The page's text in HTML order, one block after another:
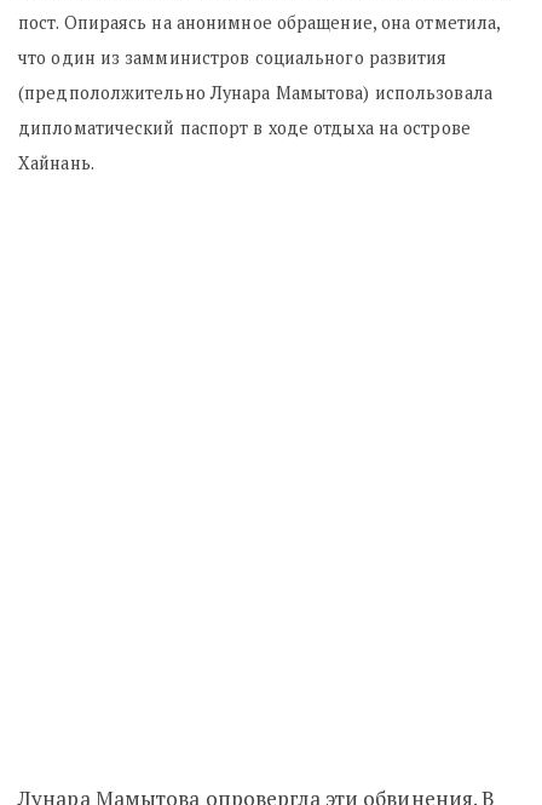
пост. Опираясь на анонимное обращение, она отметила,
что один из замминистров социального развития
(предпололжительно Лунара Мамытова) использовала
дипломатический паспорт в ходе отдыха на острове
Хайнань.
Лунара Мамытова опровергла эти обвинения. В